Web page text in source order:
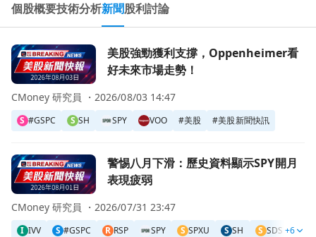
個股概要技術分析新聞股利討論
前往美股強勁獲利支撐，Oppenheimer看好未來市場走勢！
美股強勁獲利支撐，Oppenheimer看
好未來市場走勢！
S #GSPC S SH SPY VOO #美股 #美股新聞快訊
CMoney 研究員 ・2026/08/03 14:47
前往警惕八月下滑：歷史資料顯示SPY開月表現疲弱頁面
警惕八月下滑：歷史資料顯示SPY開月
表現疲弱
I IVV S #GSPC R RSP SPY S SPXU S SH S SDS +6
CMoney 研究員 ・2026/07/31 23:47